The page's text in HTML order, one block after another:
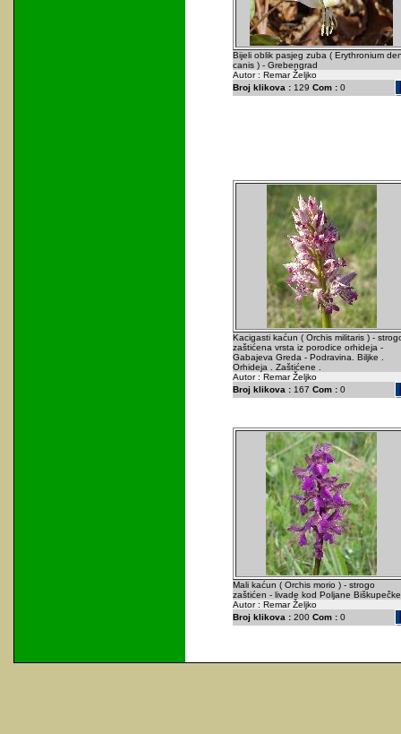
Bijeli oblik pasjeg zuba ( Erythronium
canis ) - Grebengrad
Autor : Remar Željko
Broj klikova :129 Com :0
Kacigasti kaćun ( Orchis militaris ) -
zaštićena vrsta iz porodice orhideja -
Gabajeva Greda - Podravina. Biljke .
Orhideja . Zaštićene .
Autor : Remar Željko
Broj klikova :167 Com :0
Mali kaćun ( Orchis morio ) - strogo
zaštićen - livade kod Poljane
Autor : Remar Željko
Broj klikova :200 Com :0